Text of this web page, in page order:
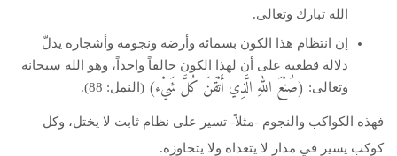
الله تبارك وتعالى.
إن انتظام هذا الكون بسمائه وأرضه ونجومه وأشجاره يدلّ
دلالة قطعية على أن لهذا الكون خالقاً واحداً، وهو الله سبحانه
وتعالى: (صُنْعَ اللهِ الَّذِي أَتْقَنَ كُلَّ شَيْء) (النمل: 88).
فهذه الكواكب والنجوم -مثلاً- تسير على نظام ثابت لا يختل، وكل
كوكب يسير في مدار لا يتعداه ولا يتجاوزه.